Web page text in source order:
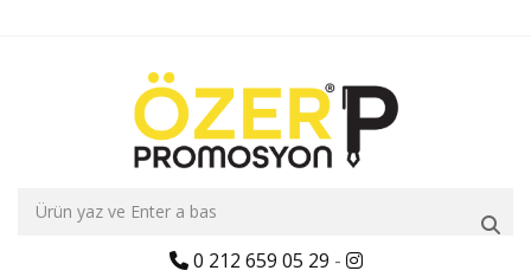
0 212 659 05 29 -